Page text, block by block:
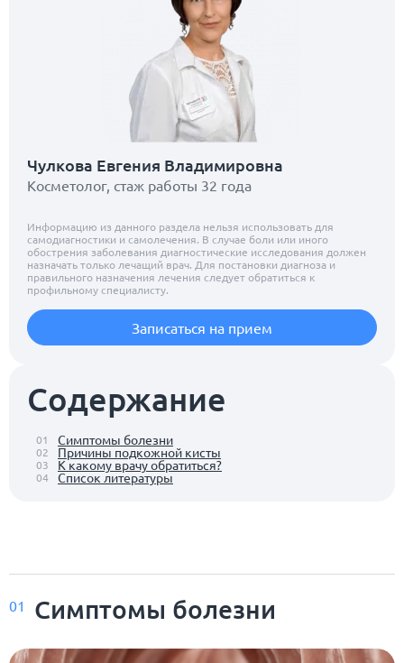
Содержание
01 Симптомы болезни
02 Причины подкожной кисты
03 К какому врачу обратиться?
04 Список литературы
Чулкова Евгения Владимировна
Косметолог, стаж работы 32 года
Информацию из данного раздела нельзя использовать для
самодиагностики и самолечения. В случае боли или иного
обострения заболевания диагностические исследования должен
назначать только лечащий врач. Для постановки диагноза и
правильного назначения лечения следует обратиться к
профильному специалисту.
Записаться на прием
01 Симптомы болезни